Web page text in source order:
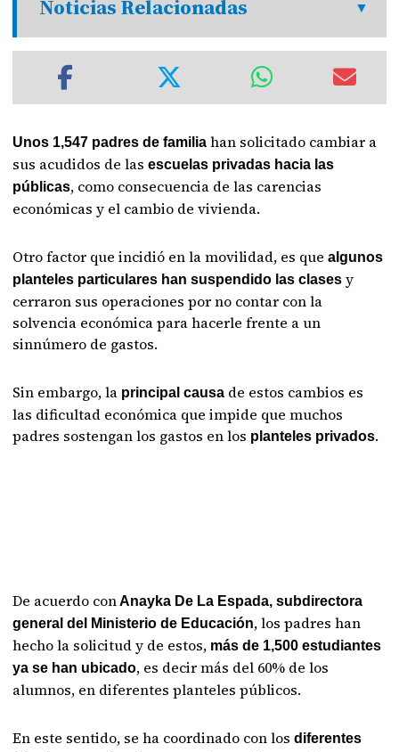
Noticias Relacionadas
Unos 1,547 padres de familia han solicitado cambiar a
sus acudidos de lasescuelas privadas hacia las
públicas, como consecuencia de las carencias
económicas y el cambio de vivienda.
Otro factor que incidió en la movilidad, es quealgunos
planteles particulares han suspendido las clases y
cerraron sus operaciones por no contar con la
solvencia económica para hacerle frente a un
sinnúmero de gastos.
Sin embargo, la principal causa de estos cambios es
las dificultad económica que impide que muchos
padres sostengan los gastos en los planteles privados.
De acuerdo conAnayka De La Espada, subdirectora
general del Ministerio de Educación, los padres han
hecho la solicitud y de estos, más de 1,500 estudiantes
ya se han ubicado, es decir más del 60% de los
alumnos, en diferentes planteles públicos.
En este sentido, se ha coordinado con losdiferentes